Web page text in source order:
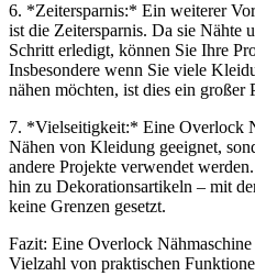
6. *Zeitersparnis:* Ein weiterer
ist die Zeitersparnis. Da sie Nähte
Schritt erledigt, können Sie Ihre
Insbesondere wenn Sie viele
nähen möchten, ist dies ein großer
7. *Vielseitigkeit:* Eine Overlock
Nähen von Kleidung geeignet,
andere Projekte verwendet
hin zu Dekorationsartikeln – mit
keine Grenzen gesetzt.
Fazit: Eine Overlock
Vielzahl von praktischen